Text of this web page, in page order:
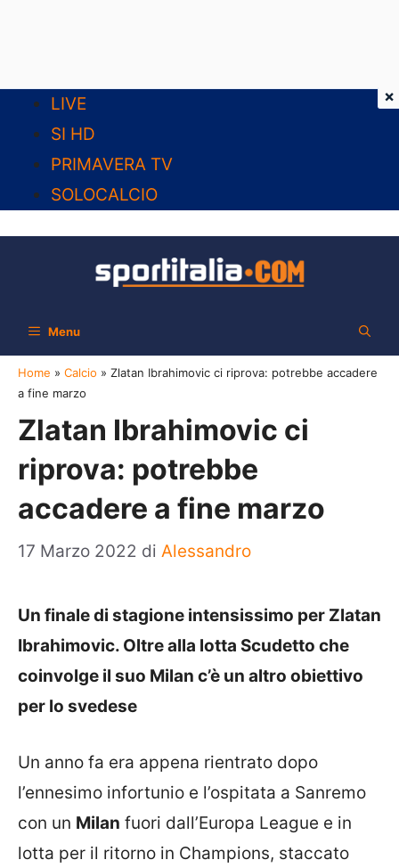
contenuto
LIVE
SI HD
PRIMAVERA TV
SOLOCALCIO
Menu
Home » Calcio » Zlatan Ibrahimovic ci riprova: potrebbe accadere
a fine marzo
Zlatan Ibrahimovic ci
riprova: potrebbe
accadere a fine marzo
17 Marzo 2022 di Alessandro
Un finale di stagione intensissimo per Zlatan
Ibrahimovic. Oltre alla lotta Scudetto che
coinvolge il suo Milan c’è un altro obiettivo
per lo svedese
Un anno fa era appena rientrato dopo
l’ennesimo infortunio e l’ospitata a Sanremo
con un Milan fuori dall’Europa League e in
lotta per il ritorno in Champions, staccato
×